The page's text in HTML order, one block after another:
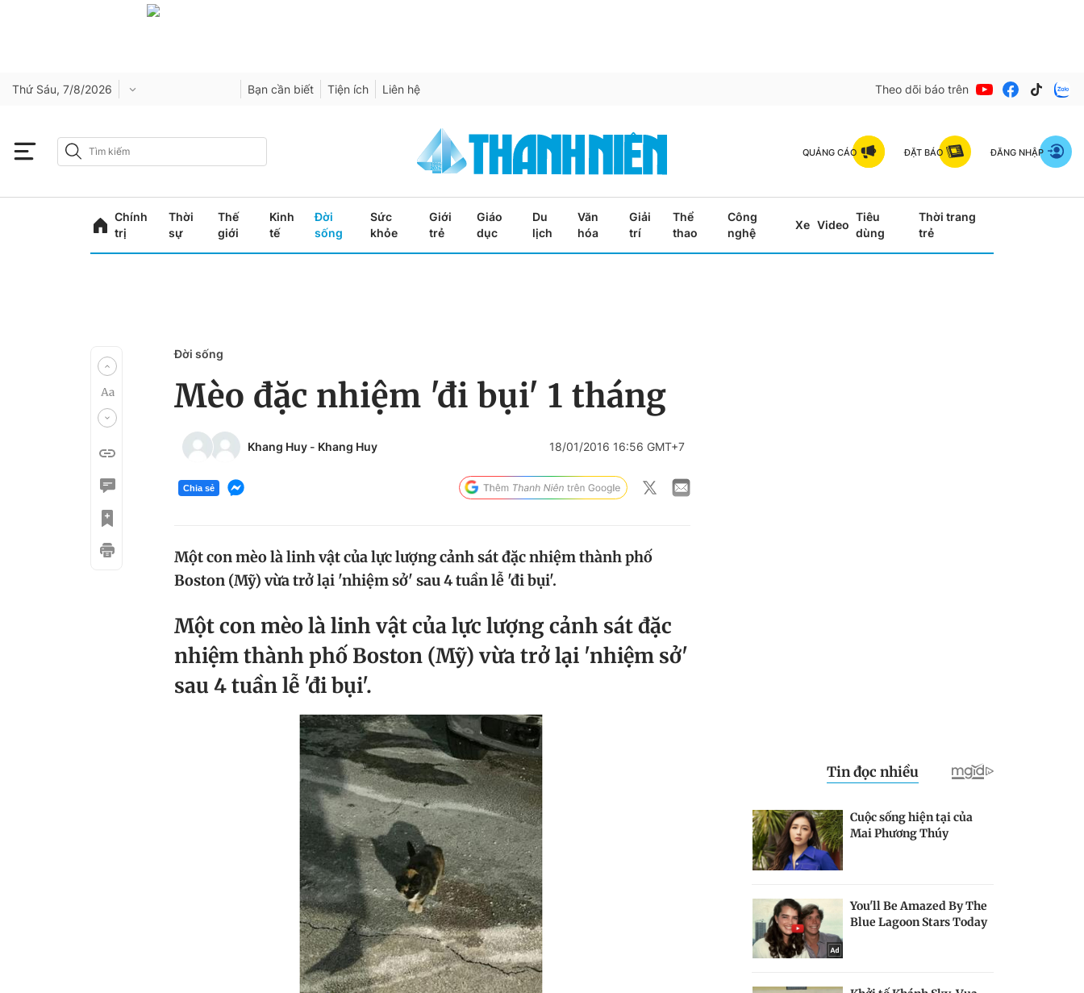
Thứ Sáu, 7/8/2026 Bạn cần biết Tiện ích Liên hệ Theo dõi báo trên
QUẢNG CÁO ĐẶT BÁO ĐĂNG NHẬP
Chính
trị
Thời
sự
Thế
giới
Kinh
tế
Đời
sống
Sức
khỏe
Giới
trẻ
Giáo
dục
Du
lịch
Văn
hóa
Giải
trí
Thể
thao
Công
nghệ
Xe Video
Tiêu
dùng
Thời trang
trẻ
Đời sống
Mèo đặc nhiệm 'đi bụi' 1 tháng
Khang Huy - Khang Huy 18/01/2016 16:56 GMT+7
Chia sẻ
Một con mèo là linh vật của lực lượng cảnh sát đặc nhiệm thành phố
Boston (Mỹ) vừa trở lại 'nhiệm sở' sau 4 tuần lễ 'đi bụi'.
Một con mèo là linh vật của lực lượng cảnh sát đặc
nhiệm thành phố Boston (Mỹ) vừa trở lại 'nhiệm sở'
sau 4 tuần lễ 'đi bụi'.